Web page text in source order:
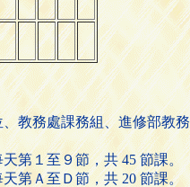
教務處課務組、進修部教
１至９節，共 45 節課。
Ａ至Ｄ節，共 20 節課。